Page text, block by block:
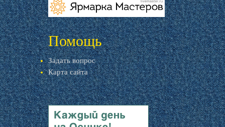
livemaster.ru
Помощь
Задать вопрос
Карта сайта